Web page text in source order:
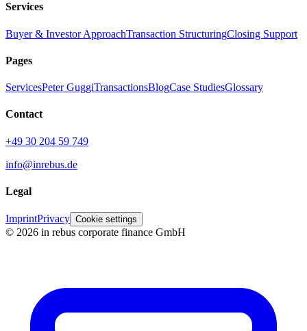
Services
Buyer & Investor ApproachTransaction StructuringClosing Support
Pages
ServicesPeter GuggiTransactionsBlogCase StudiesGlossary
Contact
+49 30 204 59 749
info@inrebus.de
Legal
ImprintPrivacy Cookie settings
© 2026 in rebus corporate finance GmbH